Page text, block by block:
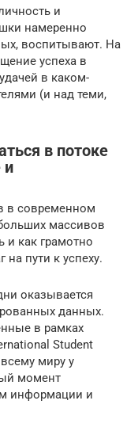
и
намеренно
воспитывают. На
успеха в
в каком-
(и над теми,
в потоке
и
в современном
массивов
и как грамотно
на пути к успеху.
оказывается
данных.
в рамках
Student
миру у
момент
информации и